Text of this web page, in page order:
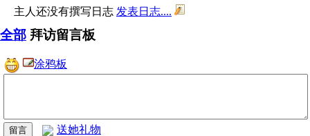
主人还没有撰写日志 发表日志....
全部 拜访留言板
涂鸦板
送她礼物